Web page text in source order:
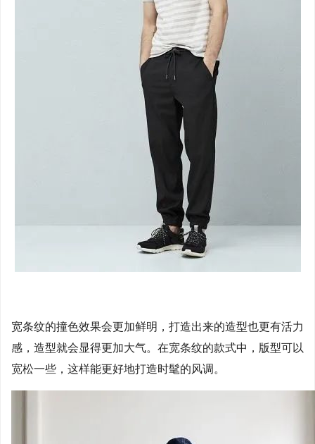
宽条纹的撞色效果会更加鲜明，打造出来的造型也更有活力
感，造型就会显得更加大气。在宽条纹的款式中，版型可以
宽松一些，这样能更好地打造时髦的风调。